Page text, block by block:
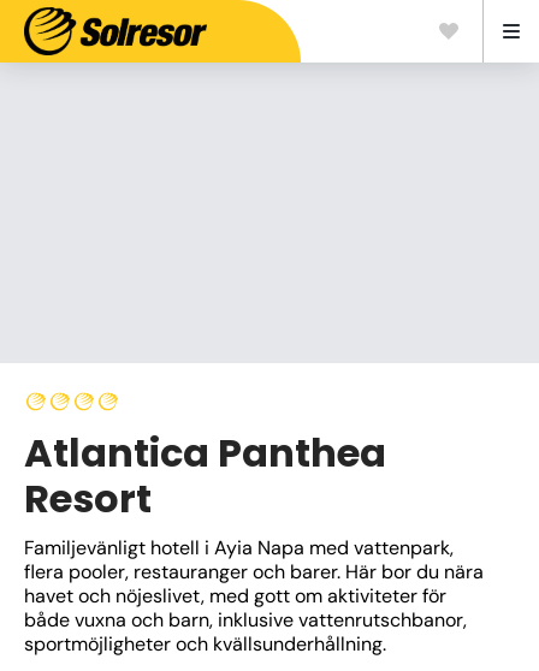
Atlantica Panthea
Resort
Familjevänligt hotell i Ayia Napa med vattenpark,
flera pooler, restauranger och barer. Här bor du nära
havet och nöjeslivet, med gott om aktiviteter för
både vuxna och barn, inklusive vattenrutschbanor,
sportmöjligheter och kvällsunderhållning.